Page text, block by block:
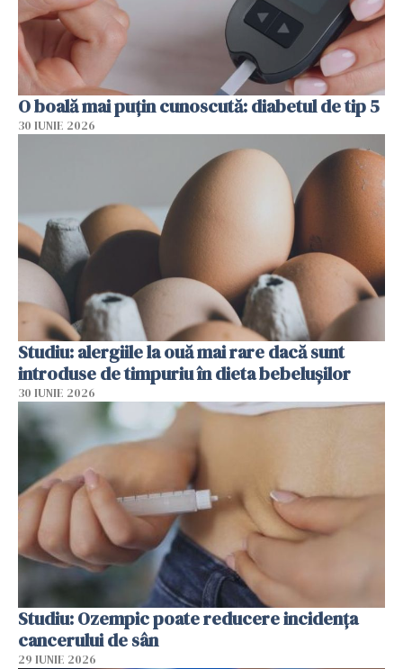
O boală mai puțin cunoscută: diabetul de tip 5
30 IUNIE 2026
Studiu: alergiile la ouă mai rare dacă sunt
introduse de timpuriu în dieta bebelușilor
30 IUNIE 2026
Studiu: Ozempic poate reducere incidența
cancerului de sân
29 IUNIE 2026